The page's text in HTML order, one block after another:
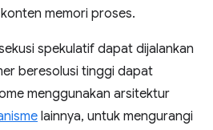
memori proses.
spekulatif dapat dijalankan
beresolusi tinggi dapat
menggunakan arsitektur
lainnya, untuk mengurangi